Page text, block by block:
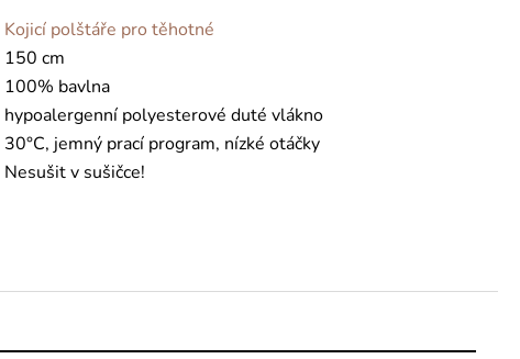
Kojicí polštáře pro těhotné
150 cm
100% bavlna
hypoalergenní polyesterové duté vlákno
30°C, jemný prací program, nízké otáčky
Nesušit v sušičce!